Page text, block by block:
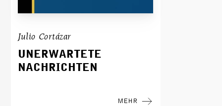
Julio Cortázar
UNERWARTETE
NACHRICHTEN
MEHR